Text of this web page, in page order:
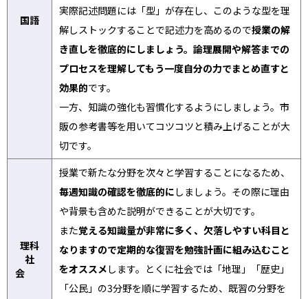
国語
実際記述問題には「型」が存在し、このような型を理
解しストックすることで記述力を高めるので授業の解
き直しを徹底的にしましょう。論理展開や解答までの
プロセスを理解してもう一度自分の力でまとめ直すと
効果的です。
一方、知識の強化も習慣化するようにしましょう。市
販の参考書等を用いてコツコツと積み上げることが大
切です。
理科
社
会
授業で新たな分野を次々と学習することになるため、
毎週知識の確認を徹底的に しましょう。その際に理由
や背景も含めた説明ができることが大切です。
また覚える知識量が非常に多く、欠落しやすい科目と
なりますので定期的な復習を勉強計画に組み込むこと
をオススメ します。とくに社会では「地理」「歴史」
「公民」の3分野を順に学習するため、既習の分野を